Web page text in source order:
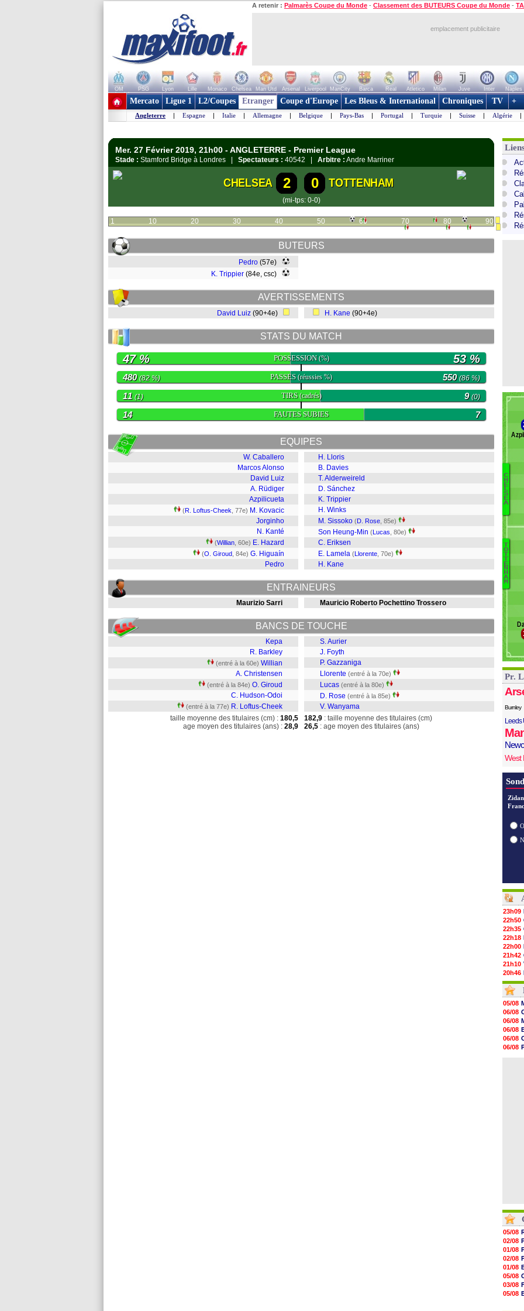
A retenir : Palmarès Coupe du Monde - Classement des BUTEURS Coupe du Monde -
emplacement publicitaire
OM PSG Lyon Lille Monaco Chelsea Man Utd Arsenal Liverpool ManCity Barca Real Atletico Milan Juve Inter Naples
+ de clubs
Mercato Ligue 1 L2/Coupes Etranger Coupe d'Europe Les Bleus & International Chroniques TV +
Angleterre | Espagne | Italie | Allemagne | Belgique | Pays-Bas | Portugal | Turquie | Suisse | Algérie |
Mer. 27 Février 2019, 21h00 - ANGLETERRE - Premier League
Stade : Stamford Bridge à Londres | Spectateurs : 40542 | Arbitre : Andre Marriner
CHELSEA 2 0 TOTTENHAM
(mi-tps: 0-0)
1 10 20 30 40 50 60 70 80 90
BUTEURS
Pedro (57e)
K. Trippier (84e, csc)
AVERTISSEMENTS
David Luiz (90+4e) H. Kane (90+4e)
STATS DU MATCH
POSSESSION(%)
47 % 53 %
PASSES(réussies %)
480(82 %) 550(86 %)
TIRS(cadrés)
11 (1) 9(0)
FAUTES SUBIES
14 7
EQUIPES
W. Caballero
Marcos Alonso
David Luiz
A. Rüdiger
Azpilicueta
(R. Loftus-Cheek , 77e) M. Kovacic
Jorginho
N. Kanté
(Willian , 60e) E. Hazard
(O. Giroud , 84e) G. Higuaín
Pedro
H. Lloris
B. Davies
T. Alderweireld
D. Sánchez
K. Trippier
H. Winks
M. Sissoko (D. Rose , 85e)
Son Heung-Min (Lucas , 80e)
C. Eriksen
E. Lamela (Llorente , 70e)
H. Kane
ENTRAINEURS
Maurizio Sarri Mauricio Roberto Pochettino Trossero
BANCS DE TOUCHE
Kepa
R. Barkley
(entré à la 60e) Willian
A. Christensen
(entré à la 84e) O. Giroud
C. Hudson-Odoi
(entré à la 77e) R. Loftus-Cheek
S. Aurier
J. Foyth
P. Gazzaniga
Llorente (entré à la 70e)
Lucas (entré à la 80e)
D. Rose (entré à la 85e)
V. Wanyama
taille moyenne des titulaires (cm) : 180,5
age moyen des titulaires (ans) : 28,9
182,9 : taille moyenne des titulaires (cm)
26,5 : age moyen des titulaires (ans)
C
H
E
L
S
E
A
O
T
T
E
N
H
A
M
Pr.
Burnley
Leeds
West
23h09
22h50
22h35
22h18
22h00
21h42
21h10
20h46
20h30
20h01
19h18
19h09
18h48
18h37
18h29
17h58
17h46
05/08
06/08
06/08
06/08
06/08
06/08
05/08
02/08
01/08
02/08
01/08
05/08
03/08
05/08